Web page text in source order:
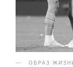
ОБРАЗ